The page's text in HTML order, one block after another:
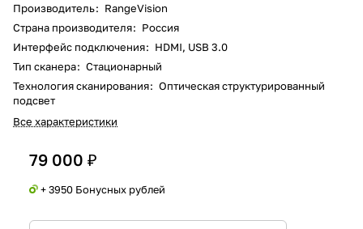
Производитель: RangeVision
Страна производителя: Россия
Интерфейс подключения: HDMI, USB 3.0
Тип сканера: Стационарный
Технология сканирования: Оптическая структурированный
подсвет
Все характеристики
79 000 ₽
+ 3950 Бонусных рублей